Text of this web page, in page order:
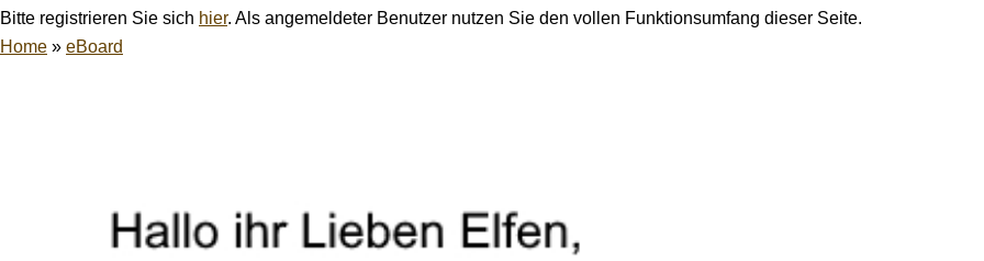
Bitte registrieren Sie sich hier. Als angemeldeter Benutzer nutzen Sie den vollen Funktionsumfang dieser Seite.
Home » eBoard